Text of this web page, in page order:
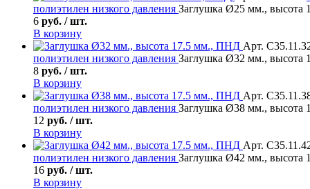
полиэтилен низкого давления Заглушка Ø25 мм.,
6 руб. / шт.
В корзину
Арт.
полиэтилен низкого давления Заглушка Ø32 мм.,
8 руб. / шт.
В корзину
Арт.
полиэтилен низкого давления Заглушка Ø38 мм.,
12 руб. / шт.
В корзину
Арт.
полиэтилен низкого давления Заглушка Ø42 мм.,
16 руб. / шт.
В корзину